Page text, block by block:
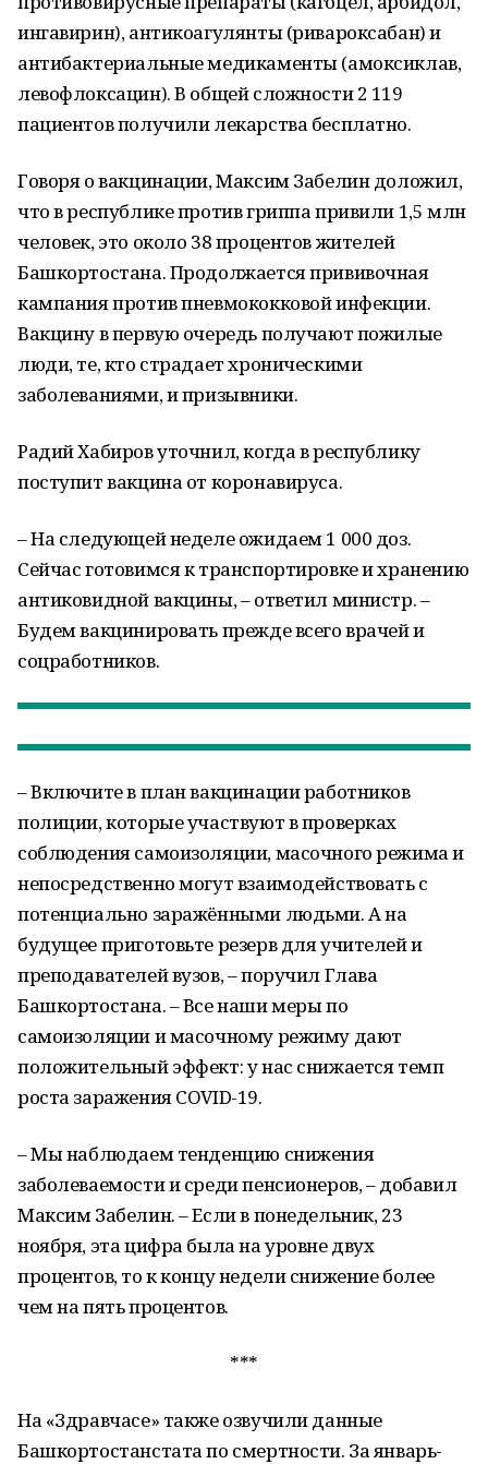
ингавирин), антикоагулянты (ривароксабан) и
антибактериальные медикаменты (амоксиклав,
левофлоксацин). В общей сложности 2 119
пациентов получили лекарства бесплатно.
Говоря о вакцинации, Максим Забелин доложил,
что в республике против гриппа привили 1,5 млн
человек, это около 38 процентов жителей
Башкортостана. Продолжается прививочная
кампания против пневмококковой инфекции.
Вакцину в первую очередь получают пожилые
люди, те, кто страдает хроническими
заболеваниями, и призывники.
Радий Хабиров уточнил, когда в республику
поступит вакцина от коронавируса.
– На следующей неделе ожидаем 1 000 доз.
Сейчас готовимся к транспортировке и хранению
антиковидной вакцины, – ответил министр. –
Будем вакцинировать прежде всего врачей и
соцработников.
– Включите в план вакцинации работников
полиции, которые участвуют в проверках
соблюдения самоизоляции, масочного режима и
непосредственно могут взаимодействовать с
потенциально заражёнными людьми. А на
будущее приготовьте резерв для учителей и
преподавателей вузов, – поручил Глава
Башкортостана. – Все наши меры по
самоизоляции и масочному режиму дают
положительный эффект: у нас снижается темп
роста заражения COVID-19.
– Мы наблюдаем тенденцию снижения
заболеваемости и среди пенсионеров, – добавил
Максим Забелин. – Если в понедельник, 23
ноября, эта цифра была на уровне двух
процентов, то к концу недели снижение более
чем на пять процентов.
***
На «Здравчасе» также озвучили данные
Башкортостанстата по смертности. За январь-